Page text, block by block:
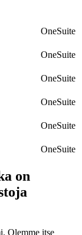
OneSuite
OneSuite
OneSuite
OneSuite
OneSuite
OneSuite
on
Olemme itse